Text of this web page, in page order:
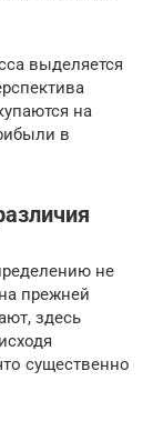
выделяется
на
в
не
прежней
здесь
существенно